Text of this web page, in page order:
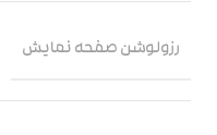
رزولوشن صفحه نمایش